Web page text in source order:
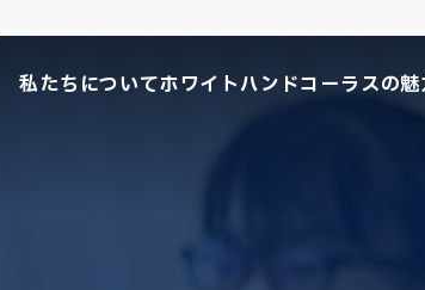
私たちについてホワイトハンドコーラスの魅